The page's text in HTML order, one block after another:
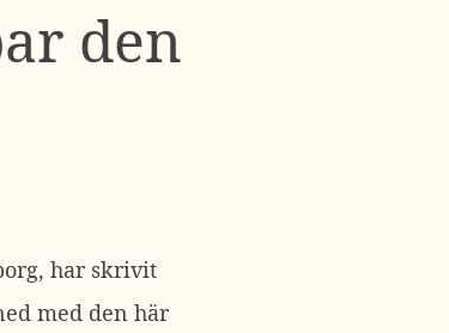
den
har skrivit
med den här